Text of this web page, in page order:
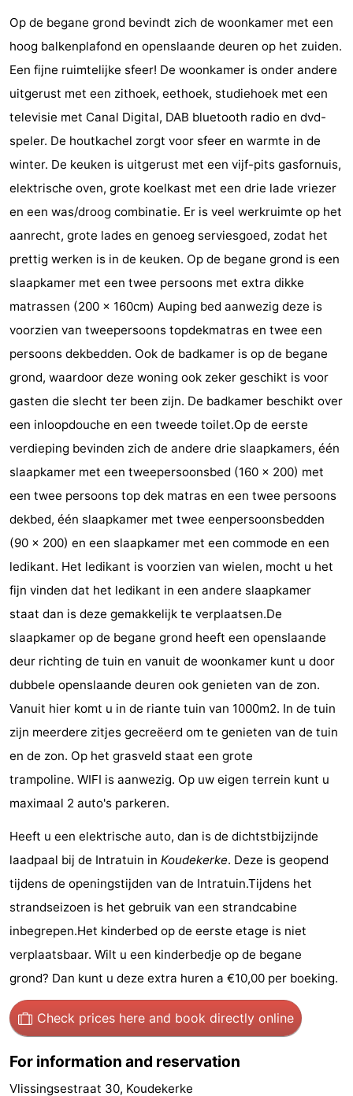
Observation
points
Attractions
Playgrounds
-
playgrounds
Bowling
Wellness
&
Nature
Guided
tours
Sports
Swimming
pools
-
Horse
riding
-
Golf
-
&
Events
riding
Practical
Route
Parking
Medical
Zeeland
Schouwen-
Duiveland
-
Renesse
-
Bruinisse
-
Zierikzee
-
Nature
Oosterschelde
-
Burgh
-
Op de begane grond bevindt zich de woonkamer met een
hoog balkenplafond en openslaande deuren op het zuiden.
Een fijne ruimtelijke sfeer! De woonkamer is onder andere
uitgerust met een zithoek, eethoek, studiehoek met een
televisie met Canal Digital, DAB bluetooth radio en dvd-
speler. De houtkachel zorgt voor sfeer en warmte in de
winter. De keuken is uitgerust met een vijf-pits gasfornuis,
elektrische oven, grote koelkast met een drie lade vriezer
en een was/droog combinatie. Er is veel werkruimte op het
aanrecht, grote lades en genoeg serviesgoed, zodat het
prettig werken is in de keuken. Op de begane grond is een
slaapkamer met een twee persoons met extra dikke
matrassen (200 x 160cm) Auping bed aanwezig deze is
voorzien van tweepersoons topdekmatras en twee een
persoons dekbedden. Ook de badkamer is op de begane
grond, waardoor deze woning ook zeker geschikt is voor
gasten die slecht ter been zijn. De badkamer beschikt over
een inloopdouche en een tweede toilet.Op de eerste
verdieping bevinden zich de andere drie slaapkamers, één
slaapkamer met een tweepersoonsbed (160 x 200) met
een twee persoons top dek matras en een twee persoons
dekbed, één slaapkamer met twee eenpersoonsbedden
(90 x 200) en een slaapkamer met een commode en een
ledikant. Het ledikant is voorzien van wielen, mocht u het
fijn vinden dat het ledikant in een andere slaapkamer
staat dan is deze gemakkelijk te verplaatsen.De
slaapkamer op de begane grond heeft een openslaande
deur richting de tuin en vanuit de woonkamer kunt u door
dubbele openslaande deuren ook genieten van de zon.
Vanuit hier komt u in de riante tuin van 1000m2. In de tuin
zijn meerdere zitjes gecreëerd om te genieten van de tuin
en de zon. Op het grasveld staat een grote
trampoline. WIFI is aanwezig. Op uw eigen terrein kunt u
maximaal 2 auto's parkeren.
Heeft u een elektrische auto, dan is de dichtstbijzijnde
laadpaal bij de Intratuin in Koudekerke. Deze is geopend
tijdens de openingstijden van de Intratuin.Tijdens het
strandseizoen is het gebruik van een strandcabine
inbegrepen.Het kinderbed op de eerste etage is niet
verplaatsbaar. Wilt u een kinderbedje op de begane
grond? Dan kunt u deze extra huren a €10,00 per boeking.
Check prices here and book directly online
For information and reservation
Vlissingsestraat 30, Koudekerke